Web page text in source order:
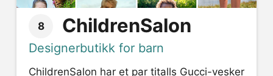
8 ChildrenSalon
Designerbutikk for barn
ChildrenSalon har et par titalls Gucci-vesker